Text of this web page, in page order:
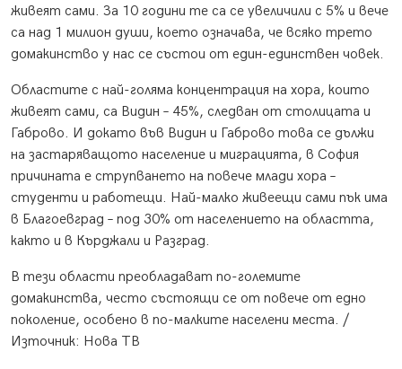
живеят сами. За 10 години те са се увеличили с 5% и вече
са над 1 милион души, което означава, че всяко трето
домакинство у нас се състои от един-единствен човек.
Областите с най-голяма концентрация на хора, които
живеят сами, са Видин – 45%, следван от столицата и
Габрово. И докато във Видин и Габрово това се дължи
на застаряващото население и миграцията, в София
причината е струпването на повече млади хора –
студенти и работещи. Най-малко живеещи сами пък има
в Благоевград – под 30% от населението на областта,
както и в Кърджали и Разград.
В тези области преобладават по-големите
домакинства, често състоящи се от повече от едно
поколение, особено в по-малките населени места. /
Източник: Нова ТВ